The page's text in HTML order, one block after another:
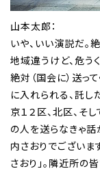
山本太郎：
いや、いい演説だ。
地域違うけど、危う
絶対（国会に）送っ
に入れられる、託し
京１２区、北区、そ
の人を送らなきゃ話
内さおりでございま
さおり」。隣近所の